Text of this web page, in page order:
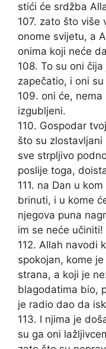
stići će srdžba
107. zato što više
onome svijetu, a
onima koji neće
108. To su oni
zapečatio, i oni
109. oni će,
izgubljeni.
110. Gospodar
što su
sve strpljivo
poslije toga,
111. na Dan u
brinuti, i u kome
njegova puna
im se neće učiniti!
112. Allah navodi
spokojan, kome
strana, a koji je
blagodatima bio,
je radio dao da
113. I njima je
su ga oni